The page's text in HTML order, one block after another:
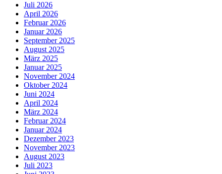
Juli 2026
April 2026
Februar 2026
Januar 2026
September 2025
August 2025
März 2025
Januar 2025
November 2024
Oktober 2024
Juni 2024
April 2024
März 2024
Februar 2024
Januar 2024
Dezember 2023
November 2023
August 2023
Juli 2023